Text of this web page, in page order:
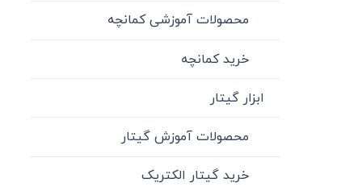
محصولات آموزشی کمانچه
خرید کمانچه
ابزار گیتار
محصولات آموزش گیتار
خرید گیتار الکتریک